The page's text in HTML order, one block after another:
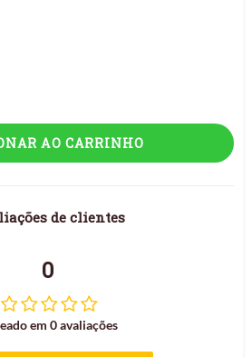
AO CARRINHO
de clientes
0
em 0 avaliações